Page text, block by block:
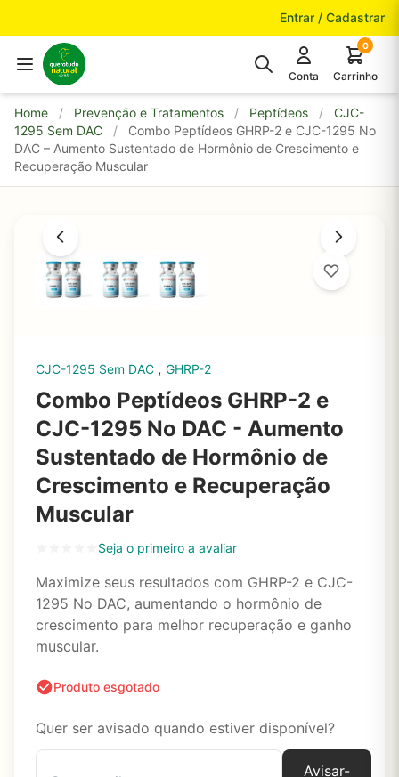
Entrar / Cadastrar
Conta
0
Carrinho
Home / Prevenção e Tratamentos / Peptídeos /
CJC-
1295 Sem DAC
/
Combo Peptídeos GHRP-2 e CJC-1295 No
DAC – Aumento Sustentado de Hormônio de Crescimento e
Recuperação Muscular
CJC-1295 Sem DAC , GHRP-2
Combo Peptídeos GHRP-2 e
CJC-1295 No DAC - Aumento
Sustentado de Hormônio de
Crescimento e Recuperação
Muscular
Seja o primeiro a avaliar
Maximize seus resultados com GHRP-2 e CJC-
1295 No DAC, aumentando o hormônio de
crescimento para melhor recuperação e ganho
muscular.
Produto esgotado
Quer ser avisado quando estiver disponível?
Avisar-